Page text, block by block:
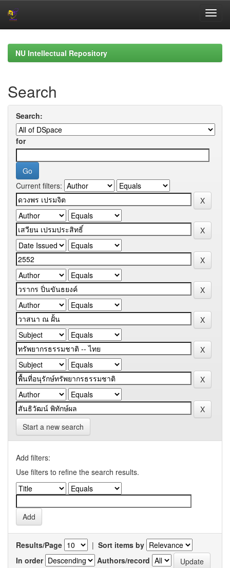
navigationNU Intellectual Repository
Search
Search:
for
Current filters:
Start a new search
Add filters:
Use filters to refine the search results.
Results/Page | Sort items by
In order
Authors/record